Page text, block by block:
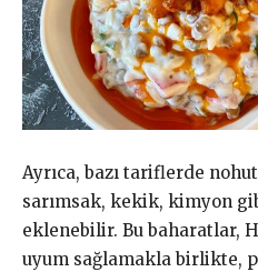
Ayrıca, bazı tariflerde
sarımsak, kekik, kimyon
eklenebilir. Bu baharatlar,
uyum sağlamakla birlikte,